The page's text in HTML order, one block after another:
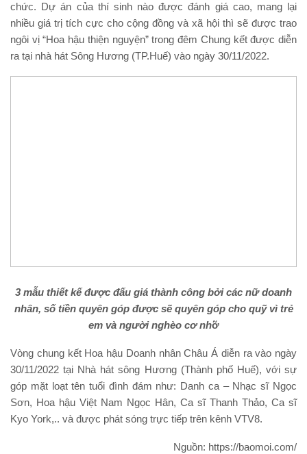
chức. Dự án của thí sinh nào được đánh giá cao, mang lại
nhiều giá trị tích cực cho cộng đồng và xã hội thì sẽ được trao
ngôi vị “Hoa hậu thiện nguyện” trong đêm Chung kết được diễn
ra tại nhà hát Sông Hương (TP.Huế) vào ngày 30/11/2022.
3 mẫu thiết kế được đấu giá thành công bởi các nữ doanh
nhân, số tiền quyên góp được sẽ quyên góp cho quỹ vì trẻ
em và người nghèo cơ nhỡ
Vòng chung kết Hoa hậu Doanh nhân Châu Á diễn ra vào ngày
30/11/2022 tại Nhà hát sông Hương (Thành phố Huế), với sự
góp mặt loạt tên tuổi đình đám như: Danh ca – Nhạc sĩ Ngọc
Sơn, Hoa hậu Việt Nam Ngọc Hân, Ca sĩ Thanh Thảo, Ca sĩ
Kyo York,.. và được phát sóng trực tiếp trên kênh VTV8.
Nguồn: https://baomoi.com/